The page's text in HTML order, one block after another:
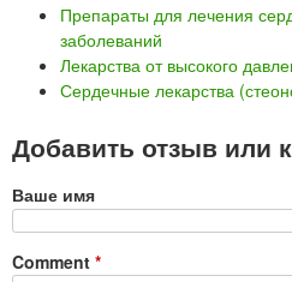
Препараты для лечения
заболеваний
Лекарства от высокого
Сердечные лекарства
Добавить отзыв или
Ваше имя
Comment *